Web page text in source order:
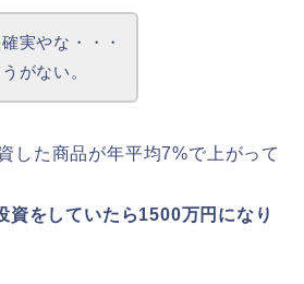
実やな・・・
がない。
した商品が年平均7%で上がって
資をしていたら1500万円になり